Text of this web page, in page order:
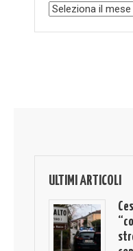
Archivio
ULTIMI ARTICOLI